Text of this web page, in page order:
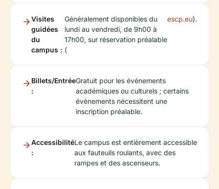
Visites
guidées
du
campus :
Généralement disponibles du
lundi au vendredi, de 9h00 à
17h00, sur réservation préalable
(
escp.eu).
Billets/Entrée
:
Gratuit pour les événements
académiques ou culturels ; certains
événements nécessitent une
inscription préalable.
Accessibilité
:
Le campus est entièrement accessible
aux fauteuils roulants, avec des
rampes et des ascenseurs.